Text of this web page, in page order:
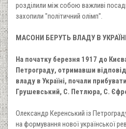
розділили між собою важливі
захопили "політичний олімп".
МАСОНИ БЕРУТЬ ВЛАДУ В УКРАЇНІ
На початку березня 1917 до
Петрограду, отримавши
владу в Україні, почали
Грушевський, С. Петлюра, С.
Олександр Керенський із
на формування нової української